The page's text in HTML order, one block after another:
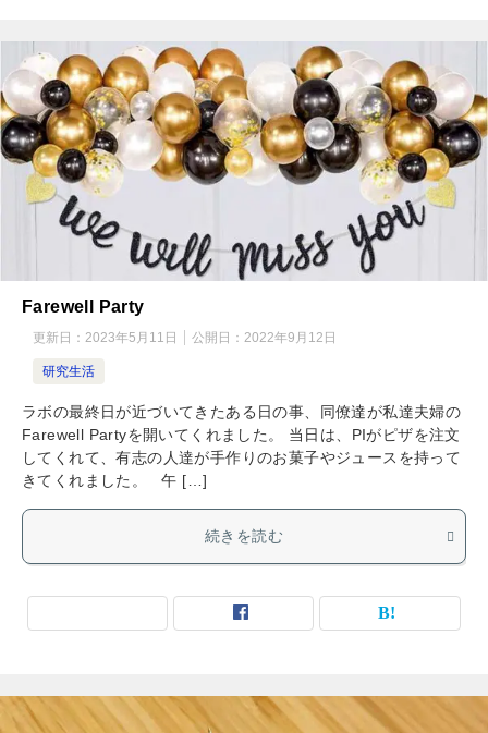
Farewell Party
更新日： 2023年5月11日 公開日： 2022年9月12日
研究生活
ラボの最終日が近づいてきたある日の事、同僚達が私達夫婦の
Farewell Partyを開いてくれました。 当日は、PIがピザを注文
してくれて、有志の人達が手作りのお菓子やジュースを持って
きてくれました。 午 […]
続きを読む